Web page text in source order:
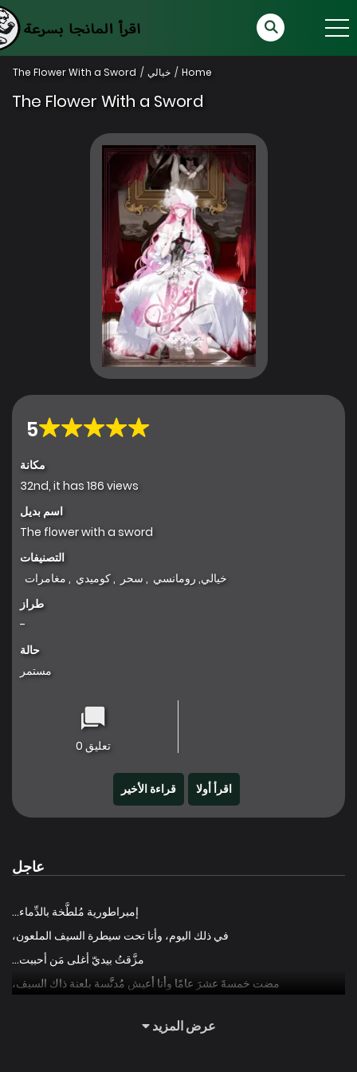
Home خيالي The Flower With a Sword
The Flower With a Sword
5
مكانة
32nd, it has 186 views
اسم بديل
The flower with a sword
التصنيفات
خيالي, رومانسي , سحر ,كوميدي , مغامرات
طراز
-
حالة
مستمر
تعليق 0
اقرأ أولا قراءة الأخير
عاجل
إمبراطورية مُلطَّخة بالدِّماء…
في ذلك اليوم، وأنا تحت سيطرة السيف الملعون،
مزَّقتُ بيديّ أغلى مَن أحببت…
مضت خمسةَ عشرَ عامًا وأنا أعيش مُدنَّسة بلعنة ذاك السيف،
وحين التقيتُ بالسيف المقدس… تمنّيتُ.عرض المزيد